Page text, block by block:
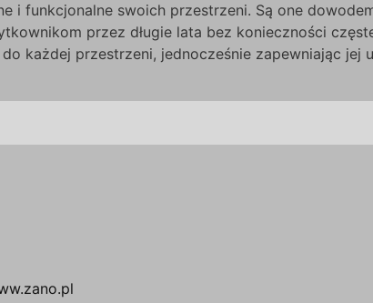
i funkcjonalne swoich przestrzeni. Są one
przez długie lata bez konieczności
do każdej przestrzeni, jednocześnie zapewniając